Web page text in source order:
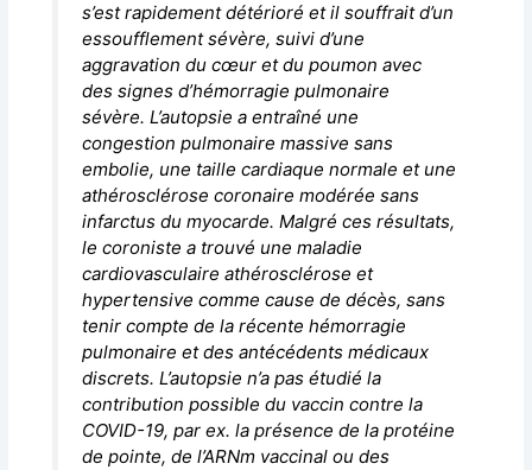
s’est rapidement détérioré et il souffrait d’un
essoufflement sévère, suivi d’une
aggravation du cœur et du poumon avec
des signes d’hémorragie pulmonaire
sévère. L’autopsie a entraîné une
congestion pulmonaire massive sans
embolie, une taille cardiaque normale et une
athérosclérose coronaire modérée sans
infarctus du myocarde. Malgré ces résultats,
le coroniste a trouvé une maladie
cardiovasculaire athérosclérose et
hypertensive comme cause de décès, sans
tenir compte de la récente hémorragie
pulmonaire et des antécédents médicaux
discrets. L’autopsie n’a pas étudié la
contribution possible du vaccin contre la
COVID-19, par ex. la présence de la protéine
de pointe, de l’ARNm vaccinal ou des